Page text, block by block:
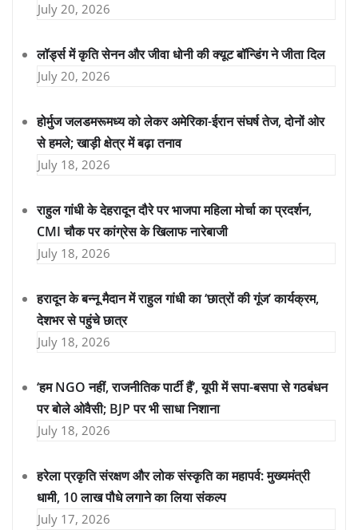
July 20, 2026
लॉर्ड्स में कृति सेनन और जीवा धोनी की क्यूट बॉन्डिंग ने जीता दिल
July 20, 2026
होर्मुज जलडमरूमध्य को लेकर अमेरिका-ईरान संघर्ष तेज, दोनों ओर
से हमले; खाड़ी क्षेत्र में बढ़ा तनाव
July 18, 2026
राहुल गांधी के देहरादून दौरे पर भाजपा महिला मोर्चा का प्रदर्शन,
CMI चौक पर कांग्रेस के खिलाफ नारेबाजी
July 18, 2026
हरादून के बन्नू मैदान में राहुल गांधी का ‘छात्रों की गूंज’ कार्यक्रम,
देशभर से पहुंचे छात्र
July 18, 2026
‘हम NGO नहीं, राजनीतिक पार्टी हैं’, यूपी में सपा-बसपा से गठबंधन
पर बोले ओवैसी; BJP पर भी साधा निशाना
July 18, 2026
हरेला प्रकृति संरक्षण और लोक संस्कृति का महापर्व: मुख्यमंत्री
धामी, 10 लाख पौधे लगाने का लिया संकल्प
July 17, 2026